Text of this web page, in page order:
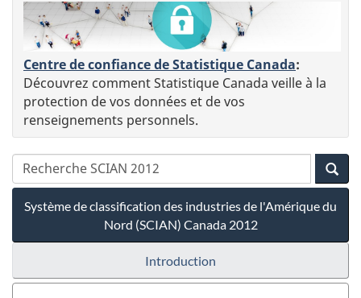
Centre de confiance de Statistique Canada:
Découvrez comment Statistique Canada veille à la
protection de vos données et de vos
renseignements personnels.
Système de classification des industries de l'Amérique du
Nord (SCIAN) Canada 2012
Introduction